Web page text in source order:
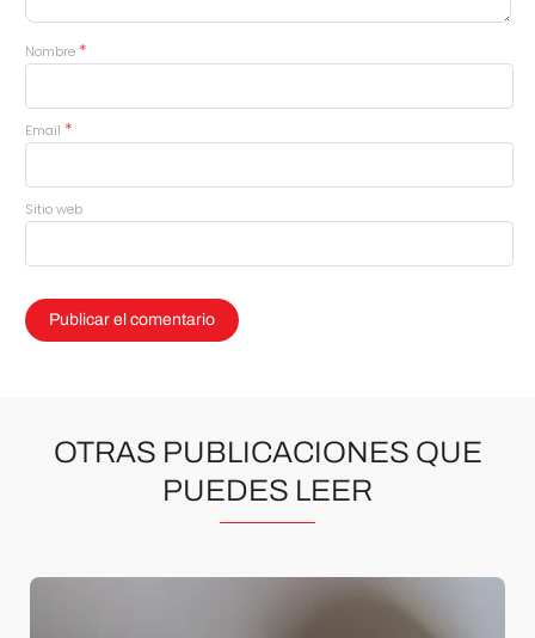
Nombre *
Email *
Sitio web
OTRAS PUBLICACIONES QUE
PUEDES LEER